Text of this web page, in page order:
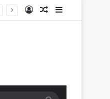
Log InRandom Article
Sidebar